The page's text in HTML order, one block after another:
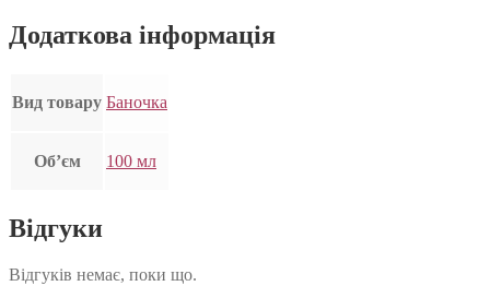
Додаткова інформація
Вид товару Баночка
Об’єм 100 мл
Відгуки
Відгуків немає, поки що.